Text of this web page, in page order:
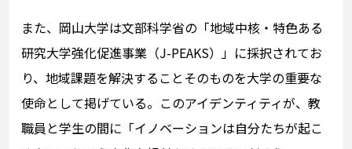
また、岡山大学は文部科学省の「地域中核・特色ある
研究大学強化促進事業（J-PEAKS）」に採択されてお
り、地域課題を解決することそのものを大学の重要な
使命として掲げている。このアイデンティティが、教
職員と学生の間に「イノベーションは自分たちが起こ